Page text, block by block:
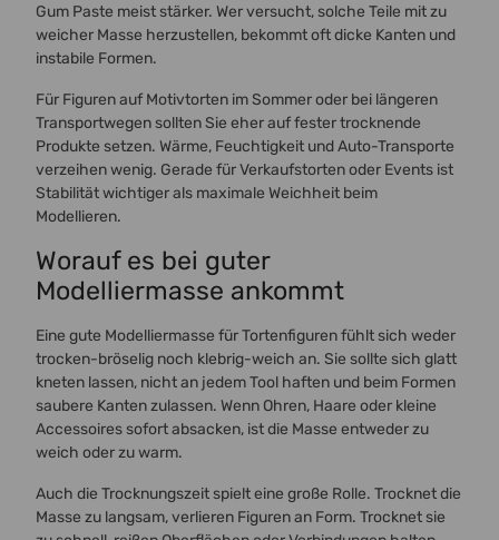
Gum Paste meist stärker. Wer versucht, solche Teile mit zu
weicher Masse herzustellen, bekommt oft dicke Kanten und
instabile Formen.
Für Figuren auf Motivtorten im Sommer oder bei längeren
Transportwegen sollten Sie eher auf fester trocknende
Produkte setzen. Wärme, Feuchtigkeit und Auto-Transporte
verzeihen wenig. Gerade für Verkaufstorten oder Events ist
Stabilität wichtiger als maximale Weichheit beim
Modellieren.
Worauf es bei guter
Modelliermasse ankommt
Eine gute Modelliermasse für Tortenfiguren fühlt sich weder
trocken-bröselig noch klebrig-weich an. Sie sollte sich glatt
kneten lassen, nicht an jedem Tool haften und beim Formen
saubere Kanten zulassen. Wenn Ohren, Haare oder kleine
Accessoires sofort absacken, ist die Masse entweder zu
weich oder zu warm.
Auch die Trocknungszeit spielt eine große Rolle. Trocknet die
Masse zu langsam, verlieren Figuren an Form. Trocknet sie